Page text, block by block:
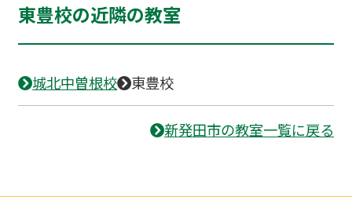
東豊校の近隣の教室
城北中曽根校 東豊校
新発田市の教室一覧に戻る